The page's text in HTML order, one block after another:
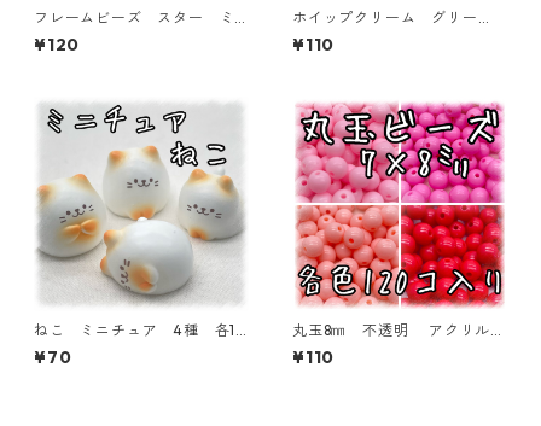
フレームビーズ スター ミ
ックス 30個入り【AB‐FU
07】
¥120
ホイップクリーム グリー
ン 10個入り デコパーツ
貼り付けパーツ【DP-CM-00
¥110
ねこ ミニチュア 4種 各1
個入り 【MNT-NK】
¥70
丸玉8㎜ 不透明 アクリルビ
ーズ 各色 120個入り ラウ
ンドビーズ【RB-n8】
¥110